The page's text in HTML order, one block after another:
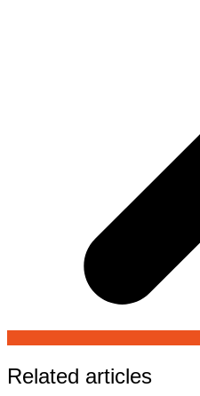
Related articles